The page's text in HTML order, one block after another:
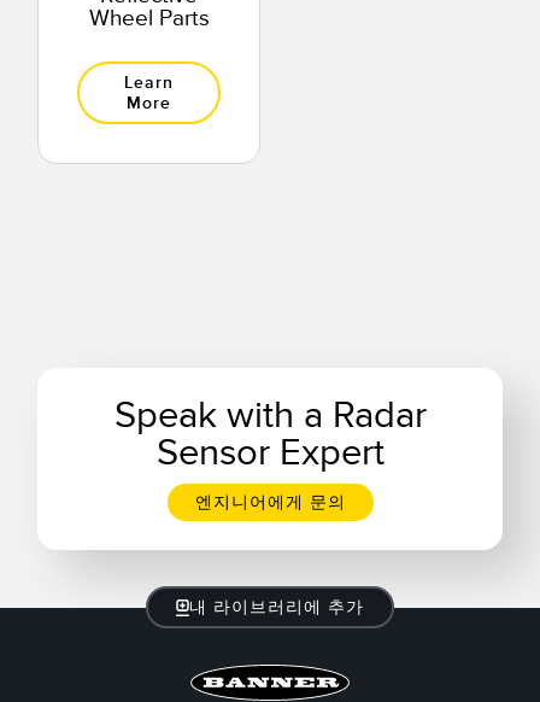
Wheel Parts
Learn
More
Speak with a Radar
Sensor Expert
엔지니어에게 문의
내 라이브러리에 추가